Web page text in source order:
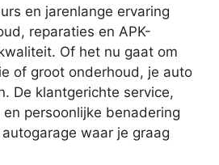
en jarenlange ervaring
reparaties en APK-
Of het nu gaat om
of groot onderhoud, je auto
De klantgerichte service,
persoonlijke benadering
waar je graag